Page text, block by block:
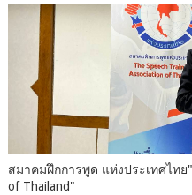
สมาคมฝึกการพูด แห่งประเทศไทย
of Thailand"